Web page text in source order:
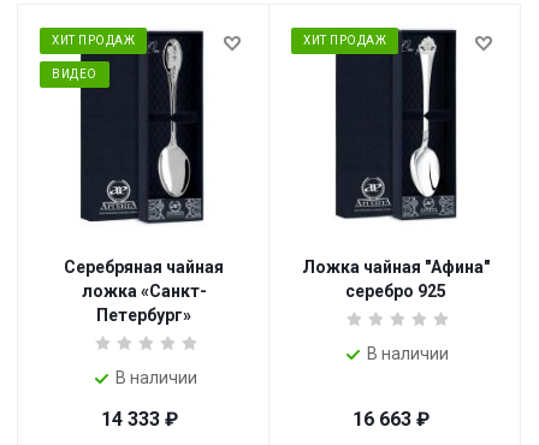
ХИТ ПРОДАЖ
ВИДЕО
Серебряная чайная
ложка «Санкт-
Петербург»
В наличии
14 333 ₽
ХИТ ПРОДАЖ
Ложка чайная "Афина"
серебро 925
В наличии
16 663 ₽